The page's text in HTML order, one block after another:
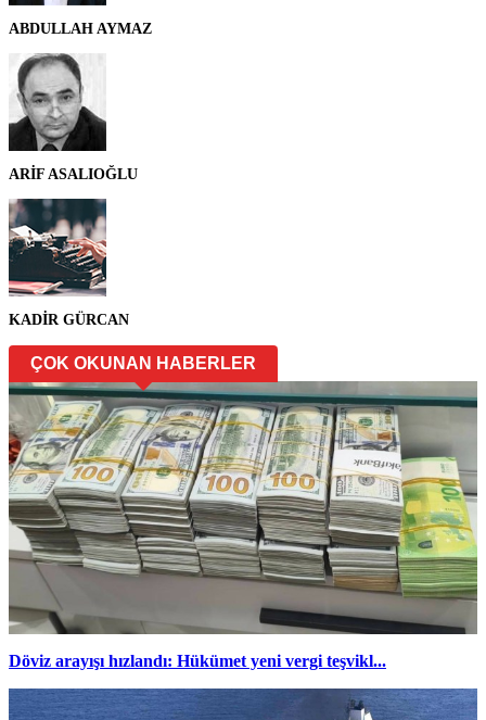
ABDULLAH AYMAZ
ARİF ASALIOĞLU
KADİR GÜRCAN
ÇOK OKUNAN HABERLER
Döviz arayışı hızlandı: Hükümet yeni vergi teşvikl...